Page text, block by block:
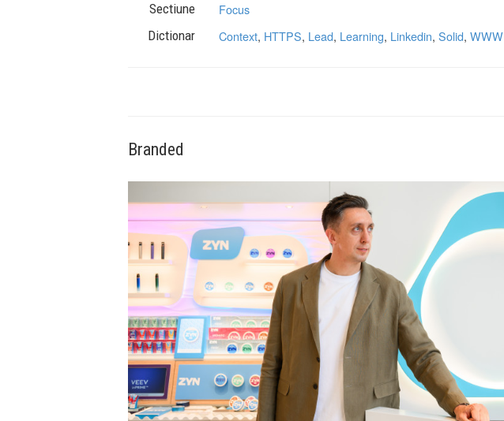
Sectiune Focus
Dictionar Context, HTTPS, Lead, Learning, Linkedin, Solid, WWW
Branded